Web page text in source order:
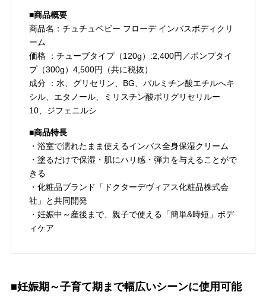
■商品概要
商品名：チュチュベビー フローデ インバスボディクリ
ーム
価格 ：チューブタイプ（120g）:2,400円／ポンプタイ
プ（300g）4,500円（共に税抜）
成分 ：水、グリセリン、BG、パルミチン酸エチルへキ
シル、エタノール、ミリスチン酸ポリグリセリルー
10、ジフェニルシ
■商品特長
・浴室で濡れたまま使えるインバス全身保湿クリーム
・塗るだけで保湿・肌にハリ感・弾力を与えることがで
きる
・化粧品ブランド「ドクターデヴィアス化粧品株式会
社」と共同開発
・妊娠中～産後まで、親子で使える「簡単&時短」ボデ
ィケア
■妊娠期～子育て期まで幅広いシーンに使用可能